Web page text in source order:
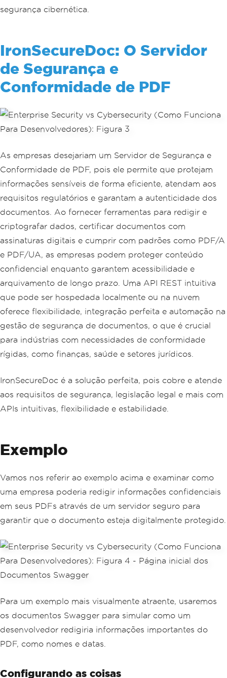
segurança cibernética.
IronSecureDoc: O Servidor
de Segurança e
Conformidade de PDF
As empresas desejariam um Servidor de Segurança e
Conformidade de PDF, pois ele permite que protejam
informações sensíveis de forma eficiente, atendam aos
requisitos regulatórios e garantam a autenticidade dos
documentos. Ao fornecer ferramentas para redigir e
criptografar dados, certificar documentos com
assinaturas digitais e cumprir com padrões como PDF/A
e PDF/UA, as empresas podem proteger conteúdo
confidencial enquanto garantem acessibilidade e
arquivamento de longo prazo. Uma API REST intuitiva
que pode ser hospedada localmente ou na nuvem
oferece flexibilidade, integração perfeita e automação na
gestão de segurança de documentos, o que é crucial
para indústrias com necessidades de conformidade
rígidas, como finanças, saúde e setores jurídicos.
IronSecureDoc é a solução perfeita, pois cobre e atende
aos requisitos de segurança, legislação legal e mais com
APIs intuitivas, flexibilidade e estabilidade.
Exemplo
Vamos nos referir ao exemplo acima e examinar como
uma empresa poderia redigir informações confidenciais
em seus PDFs através de um servidor seguro para
garantir que o documento esteja digitalmente protegido.
Para um exemplo mais visualmente atraente, usaremos
os documentos Swagger para simular como um
desenvolvedor redigiria informações importantes do
PDF, como nomes e datas.
Configurando as coisas